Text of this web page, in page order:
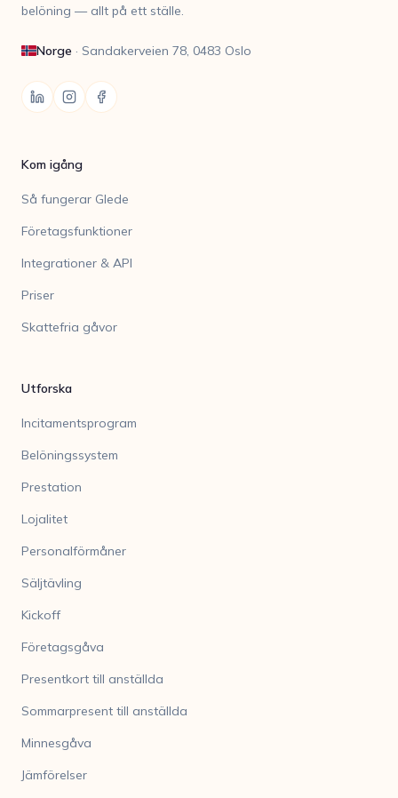
belöning — allt på ett ställe.
Norge · Sandakerveien 78, 0483 Oslo
Kom igång
Så fungerar Glede
Företagsfunktioner
Integrationer & API
Priser
Skattefria gåvor
Utforska
Incitamentsprogram
Belöningssystem
Prestation
Lojalitet
Personalförmåner
Säljtävling
Kickoff
Företagsgåva
Presentkort till anställda
Sommarpresent till anställda
Minnesgåva
Jämförelser